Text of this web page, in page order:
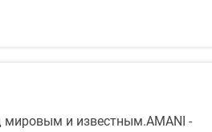
мировым и известным.AMANI -